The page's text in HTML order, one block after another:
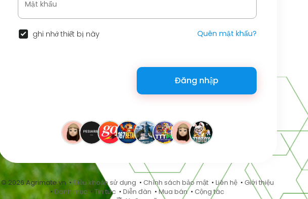
ghi nhớ thiết bị này Quên mật khẩu?
Đăng nhập
© 2026 Agrimate.vn •Điều khoản sử dụng • Chính sách bảo mật• Liên hệ• Giới thiệu
• Danh mục• Tin tức • Diễn đàn •Mua bán• Cộng tác